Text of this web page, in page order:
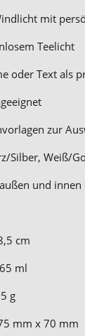
mit
Teelicht
oder Text als
zur
Silber, Weiß/
und innen
cm
ml
g
mm x 70 mm